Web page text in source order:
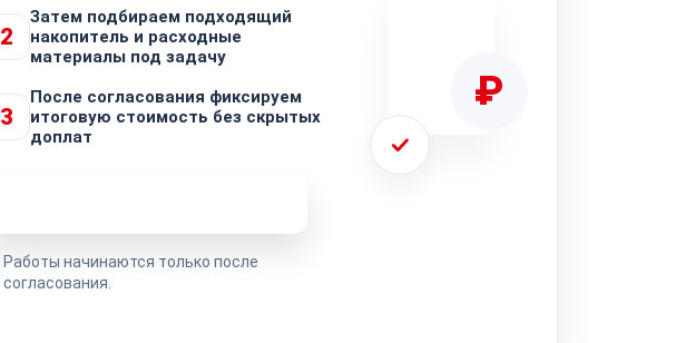
2
Затем подбираем подходящий
накопитель и расходные
материалы под задачу
3
После согласования фиксируем
итоговую стоимость без скрытых
доплат
Работы начинаются только после
согласования.
₽